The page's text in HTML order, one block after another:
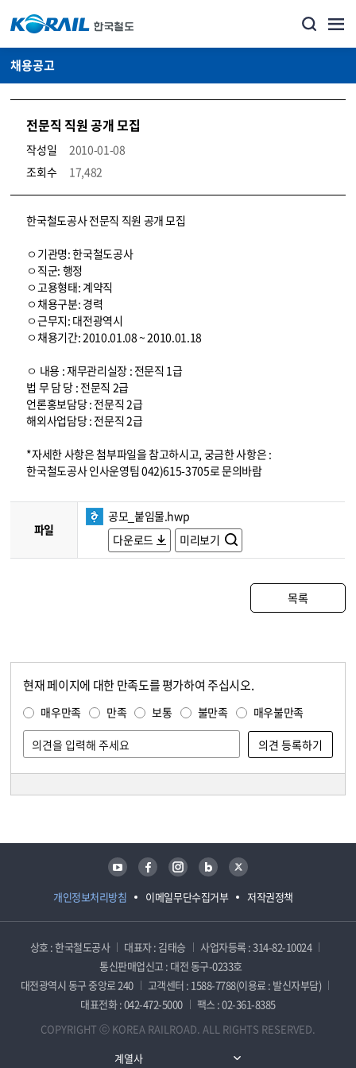
채용공고
전문직 직원 공개 모집
작성일
2010-01-08
조회수
17,482
코레일소개_경영공시_채용공고 상세보기 – 내용, 파일, 담당자 연락처로 구성
한국철도공사 전문직 직원 공개 모집
ㅇ기관명: 한국철도공사
ㅇ직군: 행정
ㅇ고용형태: 계약직
ㅇ채용구분: 경력
ㅇ근무지: 대전광역시
ㅇ채용기간: 2010.01.08 ~ 2010.01.18
ㅇ 내용 : 재무관리실장 : 전문직 1급
법 무 담 당 : 전문직 2급
언론홍보담당 : 전문직 2급
해외사업담당 : 전문직 2급
*자세한 사항은 첨부파일을 참고하시고, 궁금한 사항은 :
한국철도공사 인사운영팀 042)615-3705로 문의바람
파일
공모_붙임물.hwp
다운로드
미리보기
목록
현재 페이지에 대한 만족도를 평가하여 주십시오.
매우만족 만족 보통 불만족 매우불만족
개인정보처리방침 이메일무단수집거부 저작권정책
유튜브 페이스북 인스타그램 블로그 트위터
상호 : 한국철도공사 대표자 : 김태승
사업자등록 : 314-82-10024
통신판매업신고 : 대전 동구-0233호
대전광역시 동구 중앙로 240
고객센터 : 1588-7788(이용료 : 발신자부담)
대표전화 : 042-472-5000
팩스 : 02-361-8385
COPYRIGHT ⓒ KOREA RAILROAD. ALL RIGHTS RESERVED.
계열사